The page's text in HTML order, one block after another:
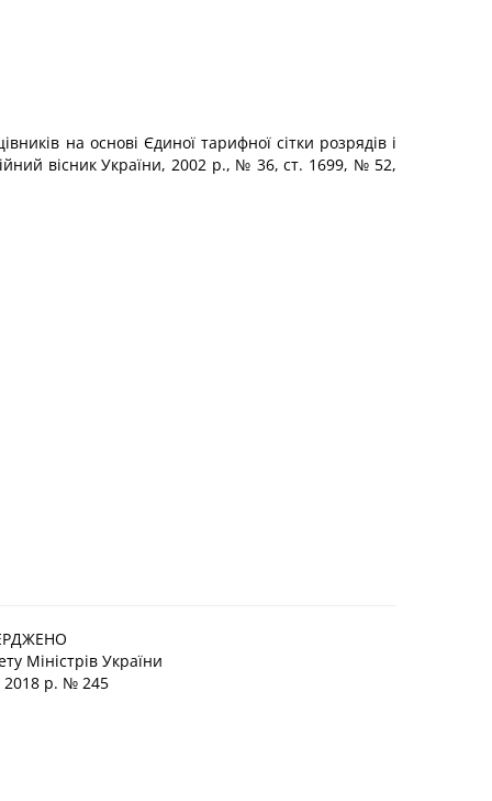
на основі Єдиної тарифної сітки розрядів і
вісник України, 2002 р., № 36, ст. 1699, № 52,
Міністрів України
2018 р. № 245